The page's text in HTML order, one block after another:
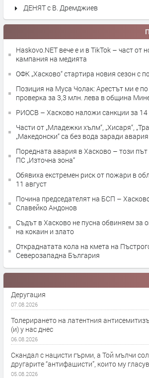
ДЕНЯТ с В. Дремджиев
Haskovo.NET вече е и в TikTok – част от
кампания на медията
ОФК „Хасково“ стартира новия сезон с
Позиция на Муса Чолак: Арестът ми е
проверка за 3,3 млн. лева в община
РИОСВ – Хасково наложи санкции за 14
Части от „Младежки хълм“, „Хисаря“,
„Македонски“ са без вода заради авария
Поредната авария в Хасково – този
ПС „Източна зона“
Обявиха екстремен риск от пожари в
11 август
Почина председателят на БСП –
Славейко Андонов
Съдът в Хасково не пусна обвиняем за
на кокаин и злато
Откраднатата кола на кмета на
Северозападна България
Деругация
07.08.2026
Толерирането на латентния
(и) у нас днес
06.08.2026
Скандал с нацисти гърми, а Той мълчи
другарите “антифашисти”, които му
05.08.2026